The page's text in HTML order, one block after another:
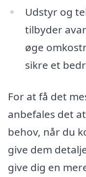
Udstyr og
tilbyder
øge
sikre et
For at få det
anbefales det
behov, når du
give dem
give dig en